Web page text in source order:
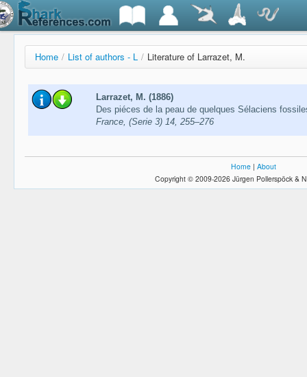
Home / List of authors - L / Literature of Larrazet, M.
Larrazet, M. (1886)
Des piéces de la peau de quelques Sélaciens
France, (Serie 3) 14, 255–276
Home | About
Copyright © 2009-2026 Jürgen Pollerspöck &